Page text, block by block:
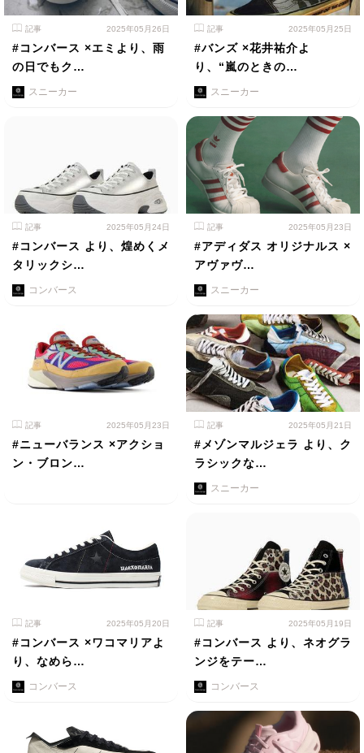
記事 2025年05月26日
#コンバース ×エミより、雨
の日でもク…
スニーカー
記事 2025年05月25日
#バンズ ×花井祐介よ
り、“嵐のときの…
スニーカー
記事 2025年05月24日
#コンバース より、煌めくメ
タリックシ…
コンバース
記事 2025年05月23日
#アディダス オリジナルス ×
アヴァヴ…
スニーカー
記事 2025年05月23日
#ニューバランス ×アクショ
ン・ブロン…
記事 2025年05月21日
#メゾンマルジェラ より、ク
ラシックな…
スニーカー
記事 2025年05月20日
#コンバース ×ワコマリアよ
り、なめら…
コンバース
記事 2025年05月19日
#コンバース より、ネオグラ
ンジをテー…
コンバース